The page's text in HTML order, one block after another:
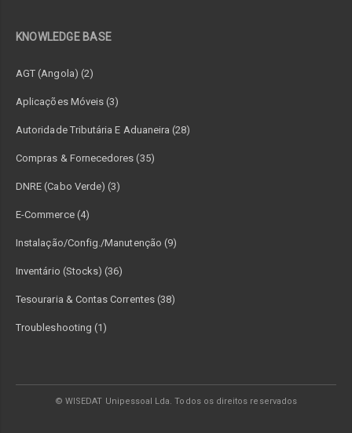
KNOWLEDGE BASE
AGT (Angola) (2)
Aplicações Móveis (3)
Autoridade Tributária E Aduaneira (28)
Compras & Fornecedores (35)
DNRE (Cabo Verde) (3)
E-Commerce (4)
Instalação/Config./Manutenção (9)
Inventário (Stocks) (36)
Tesouraria & Contas Correntes (38)
Troubleshooting (1)
© WISEDAT Unipessoal Lda. Todos os direitos reservados